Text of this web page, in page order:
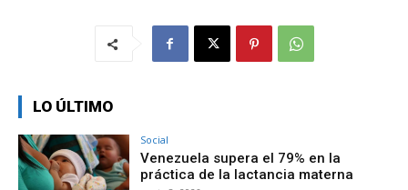
LO ÚLTIMO
Social
Venezuela supera el 79% en la
práctica de la lactancia materna